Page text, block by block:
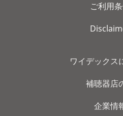
ご利用
ワイデックス
補聴器店
企業情